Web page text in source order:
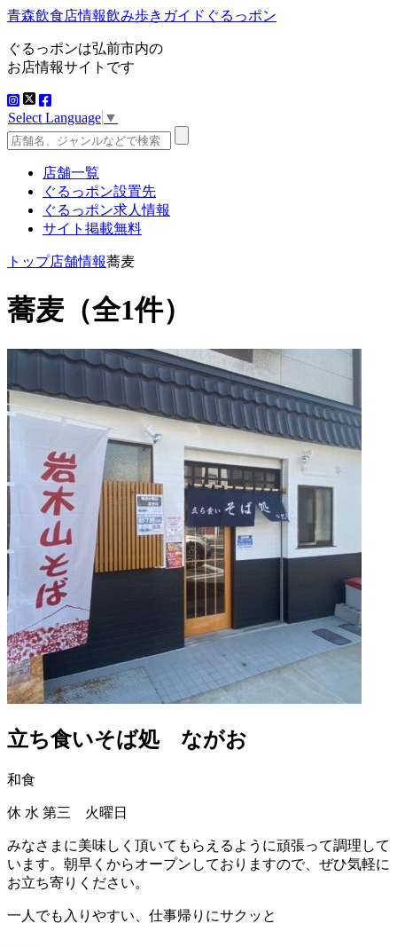
青森飲食店情報飲み歩きガイドぐるっポン
ぐるっポンは弘前市内の
お店情報サイトです
Select Language ▼
店舗一覧
ぐるっポン設置先
ぐるっポン求人情報
サイト掲載無料
トップ店舗情報蕎麦
蕎麦 （全1件）
立ち食いそば処 ながお
和食
休 水 第三 火曜日
みなさまに美味しく頂いてもらえるように頑張って調理して
います。朝早くからオープンしておりますので、ぜひ気軽に
お立ち寄りください。
一人でも入りやすい、仕事帰りにサクッと